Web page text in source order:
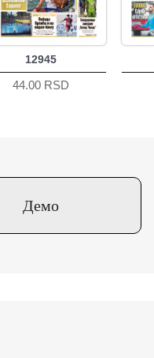
12945
44.00 RSD
Демо